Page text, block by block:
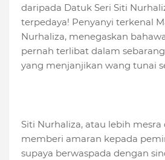
daripada Datuk Seri Siti
terpedaya! Penyanyi terkenal
Nurhaliza, menegaskan
pernah terlibat dalam
yang menjanjikan wang tunai
Siti Nurhaliza, atau lebih mesra
memberi amaran kepada
supaya berwaspada dengan